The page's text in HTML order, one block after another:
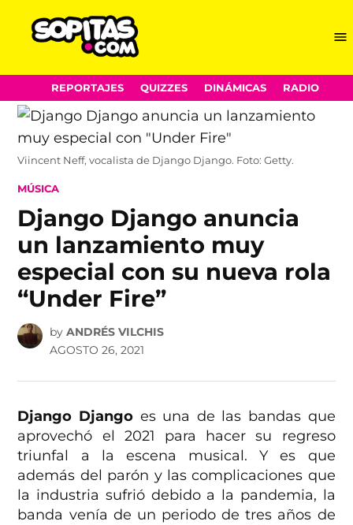
Skip
to
content
REPORTAJES QUIZZES DINÁMICAS RADIO
Viincent Neff, vocalista de Django Django. Foto: Getty.
POSTED
MÚSICA
Django Django anuncia
un lanzamiento muy
especial con su nueva rola
“Under Fire”
by ANDRÉS VILCHIS
AGOSTO 26, 2021
Django Django es una de las bandas que
aprovechó el 2021 para hacer su regreso
triunfal a la escena musical. Y es que
además del parón y las complicaciones que
la industria sufrió debido a la pandemia, la
banda venía de un periodo de tres años de